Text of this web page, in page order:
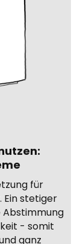
für
Ein stetiger
- somit
ganz